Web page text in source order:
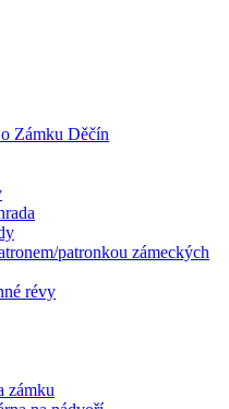
Zámku Děčín
patronkou zámeckých
révy
zámku